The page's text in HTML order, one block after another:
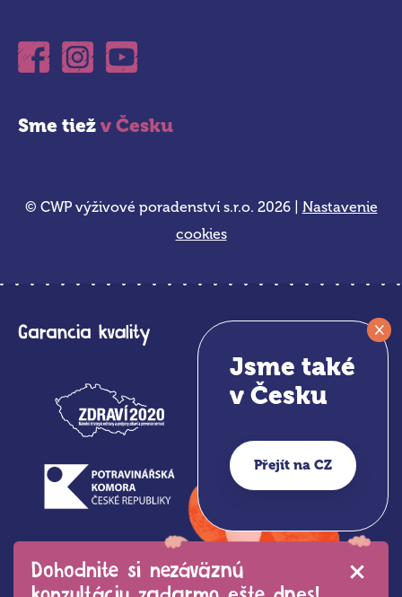
FacebookInstagramYoutube
Sme tiež v Česku
© CWP výživové poradenství s.r.o. 2026 | Nastavenie
cookies
Garancia kvality
Dohodnite si nezáväznú
×
Jsme také
v Česku
Přejít na CZ